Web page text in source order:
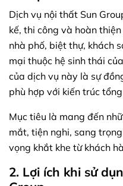
Dịch vụ nội thất Sun
kế, thi công và hoàn
nhà phố, biệt thự, khách
mại thuộc hệ sinh thái
của dịch vụ này là sự
phù hợp với kiến trúc
Mục tiêu là mang đến
mắt, tiện nghi, sang
vọng khắt khe từ khách
2. Lợi ích khi sử